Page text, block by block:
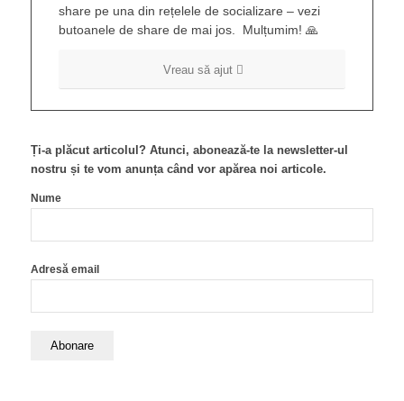
share pe una din rețelele de socializare – vezi
butoanele de share de mai jos. Mulțumim! 🙏
Vreau să ajut
Ți-a plăcut articolul? Atunci, abonează-te la newsletter-ul
nostru și te vom anunța când vor apărea noi articole.
Nume
Adresă email